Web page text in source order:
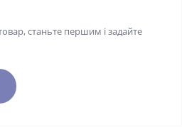
станьте першим і задайте